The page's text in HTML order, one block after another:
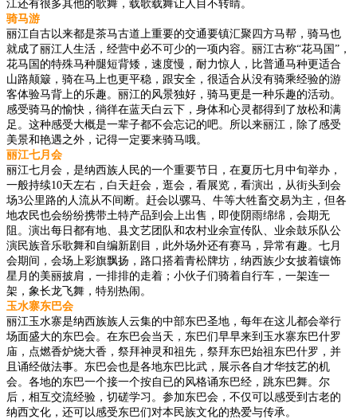
江还有很多其他的歌舞，载歌载舞让人目不转睛。
骑马游
丽江自古以来都是茶马古道上重要的交通要镇汇聚四方马帮，骑马也
就成了丽江人生活，经营中必不可少的一项内容。丽江古称“花马国”，
花马国的特殊马种腿短背矮，速度慢，耐力惊人，比普通马种更适合
山路颠簸，骑在马上也更平稳，跟安全，很适合从没有骑乘经验的游
客体验马背上的乐趣。丽江的风景独好，骑马更是一种乐趣的活动。
感受骑马的愉快，徜徉在蓝天白云下，身体和心灵都得到了放松和满
足。这种感受大概是一辈子都不会忘记的吧。所以来丽江，除了感受
美景和艳遇之外，记得一定要来骑马哦。
丽江七月会
丽江七月会，是纳西族人民的一个重要节日，在夏历七月中旬举办，
一般持续10天左右，白天赶会，逛会，看展览，看演出，从街头到会
场3公里路的人流从不间断。赶会以骡马、牛等大牲畜交易为主，但各
地农民也会纷纷携带土特产品到会上出售，即使阴雨绵绵，会期无
阻。演出每日都有地、县文艺团队和农村业余宣传队、业余鼓乐队公
演民族音乐歌舞和自编新剧目，此外场外还有赛马，异常有趣。七月
会期间，会场上彩旗飘扬，路口搭着青松牌坊，纳西族少女披着镶饰
星月的美丽披肩，一排排的走着；小伙子们骑着自行车，一架连一
架，象长龙飞舞，特别热闹。
玉水寨东巴会
丽江玉水寨是纳西族族人云集的中部东巴圣地，每年在这儿都会举行
场面盛大的东巴会。在东巴会当天，东巴们早早来到玉水寨东巴什罗
庙，点燃香炉烧大香，祭拜神灵和祖先，祭拜东巴始祖东巴什罗，并
且诵经做法事。东巴会也是各地东巴比武，展示各自才华技艺的机
会。各地的东巴一个接一个按自已的风格诵东巴经，跳东巴舞。尔
后，相互交流经验，切磋学习。参加东巴会，不仅可以感受到古老的
纳西文化，还可以感受东巴们对本民族文化的热爱与传承。